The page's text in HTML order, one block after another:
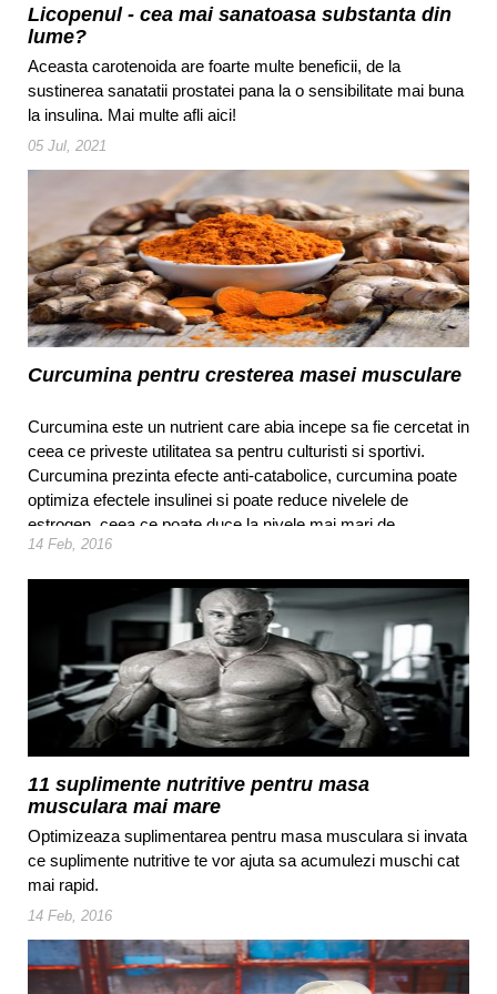
Licopenul - cea mai sanatoasa substanta din
lume?
Aceasta carotenoida are foarte multe beneficii, de la
sustinerea sanatatii prostatei pana la o sensibilitate mai buna
la insulina. Mai multe afli aici!
05 Jul, 2021
Curcumina pentru cresterea masei musculare
Curcumina este un nutrient care abia incepe sa fie cercetat in
ceea ce priveste utilitatea sa pentru culturisti si sportivi.
Curcumina prezinta efecte anti-catabolice, curcumina poate
optimiza efectele insulinei si poate reduce nivelele de
estrogen, ceea ce poate duce la nivele mai mari de
testosteron.
14 Feb, 2016
11 suplimente nutritive pentru masa
musculara mai mare
Optimizeaza suplimentarea pentru masa musculara si invata
ce suplimente nutritive te vor ajuta sa acumulezi muschi cat
mai rapid.
14 Feb, 2016